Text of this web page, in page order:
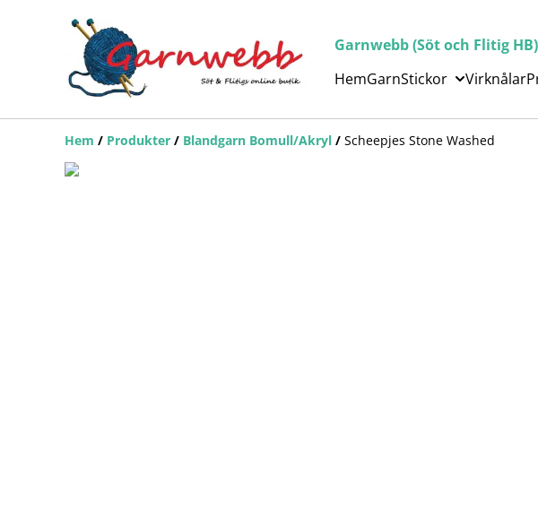
Garnwebb (Söt och Flitig HB)
HemGarnStickor Virknålar
Hem / Produkter / Blandgarn Bomull/Akryl / Scheepjes Stone Washed